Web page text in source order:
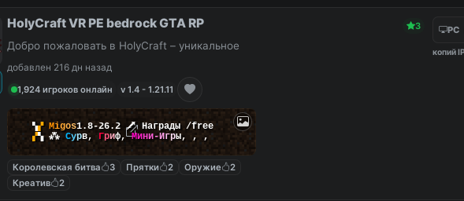
HolyCraft VR PE bedrock GTA RP 3
Добро пожаловать в HolyCraft – уникальное
добавлен 216 дн назад
1,924 игроков онлайн
v 1.4 - 1.21.11
▚▞ Migos1.8-26.2 🗡 Награды /free
▞▚ ⁂ Сурв, Гриф,Мини-Игры, , ,
Королевская битва 3 Прятки 2 Оружие
2
Креатив
2
PC
копий